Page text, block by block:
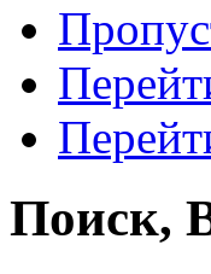
Поиск,